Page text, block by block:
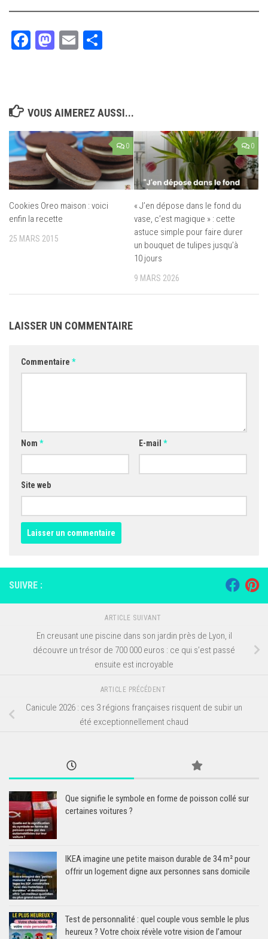
Facebook
Mastodon
Email
VOUS AIMEREZ AUSSI...
0
Cookies Oreo maison : voici
enfin la recette
25 MARS 2015
0
« J’en dépose dans le fond du
vase, c’est magique » : cette
astuce simple pour faire durer
un bouquet de tulipes jusqu’à
10 jours
9 MARS 2026
LAISSER UN COMMENTAIRE
Commentaire *
Nom * E-mail *
Site web
SUIVRE :
ARTICLE SUIVANT
En creusant une piscine dans son jardin près de Lyon, il
découvre un trésor de 700 000 euros : ce qui s’est passé
ensuite est incroyable
ARTICLE PRÉCÉDENT
Canicule 2026 : ces 3 régions françaises risquent de subir un
été exceptionnellement chaud
Que signifie le symbole en forme de poisson collé sur
certaines voitures ?
IKEA imagine une petite maison durable de 34 m² pour
offrir un logement digne aux personnes sans domicile
Test de personnalité : quel couple vous semble le plus
heureux ? Votre choix révèle votre vision de l’amour